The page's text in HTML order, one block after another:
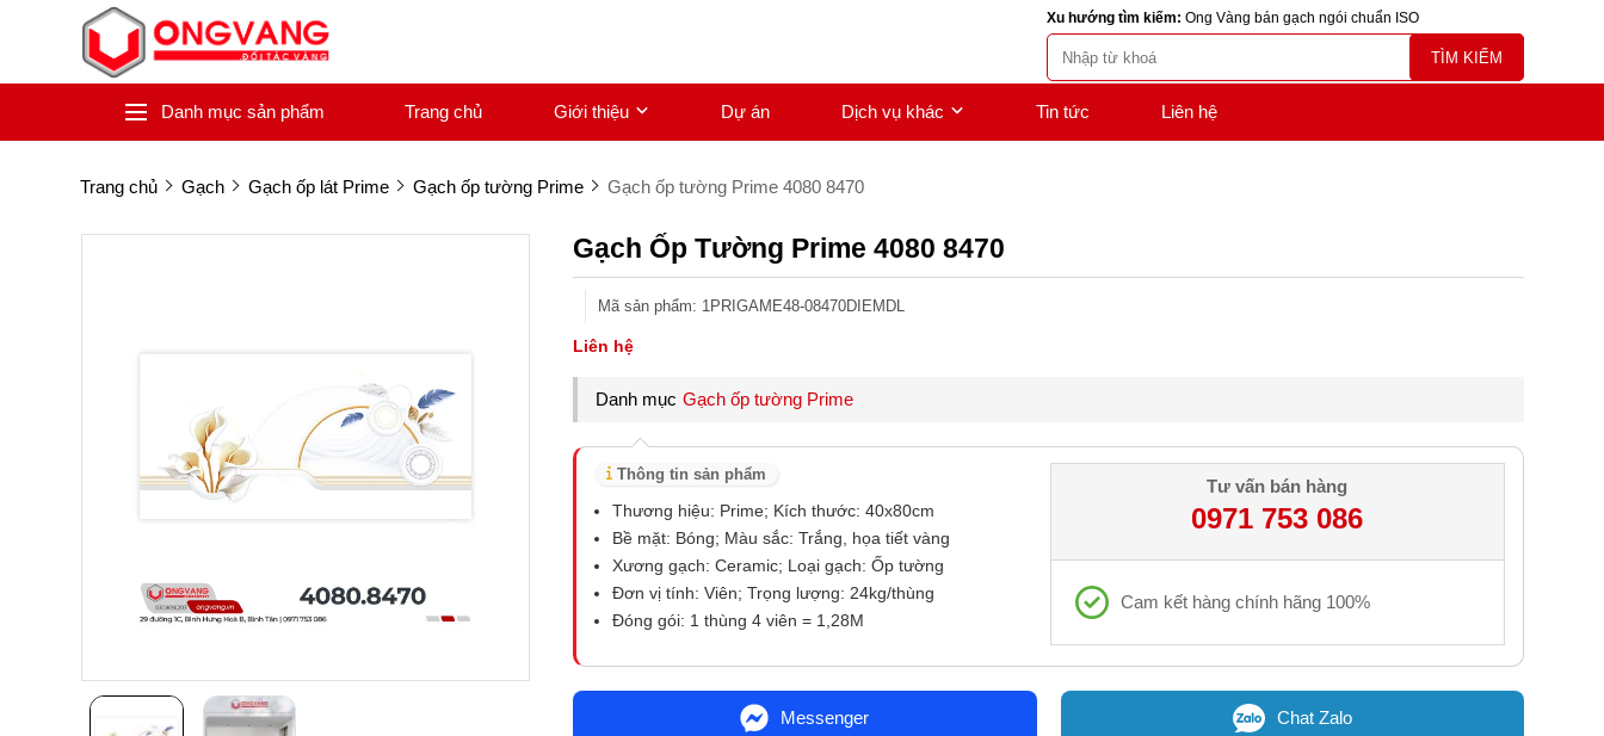
Xu hướng tìm kiếm: Ong Vàng bán gạch ngói chuẩn ISO
TÌM KIẾM
Danh mục sản phẩm Trang chủ Giới thiệu Dự án Dịch vụ khác Tin tức Liên hệ
Trang chủ Gạch Gạch ốp lát Prime Gạch ốp tường Prime Gạch ốp tường Prime 4080 8470
Gạch Ốp Tường Prime 4080 8470
Mã sản phẩm: 1PRIGAME48-08470DIEMDL
Liên hệ
Danh mục Gạch ốp tường Prime
Thông tin sản phẩm
Thương hiệu: Prime; Kích thước: 40x80cm
Bề mặt: Bóng; Màu sắc: Trắng, họa tiết vàng
Xương gạch: Ceramic; Loại gạch: Ốp tường
Đơn vị tính: Viên; Trọng lượng: 24kg/thùng
Đóng gói: 1 thùng 4 viên = 1,28M
Tư vấn bán hàng
0971 753 086
Cam kết hàng chính hãng 100%
Messenger Chat Zalo